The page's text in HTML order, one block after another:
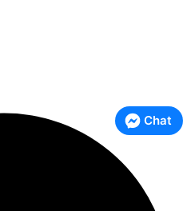
Chat